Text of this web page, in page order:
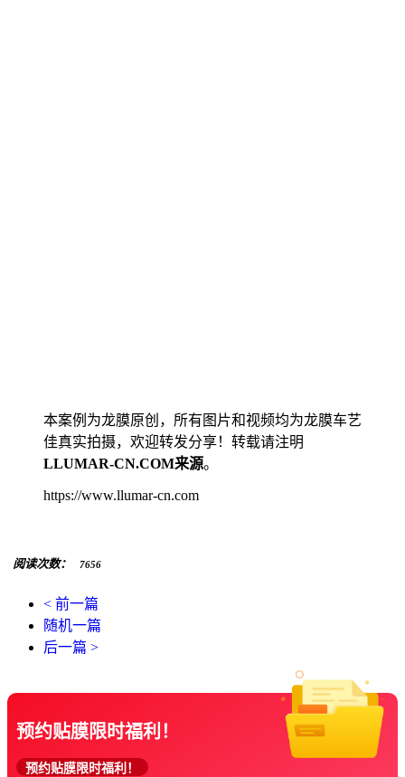
本案例为龙膜原创，所有图片和视频均为龙膜车艺
佳真实拍摄，欢迎转发分享！转载请注明
LLUMAR-CN.COM来源。
https://www.llumar-cn.com
阅读次数： 7656
< 前一篇
随机一篇
后一篇 >
预约贴膜限时福利！
预约贴膜限时福利！